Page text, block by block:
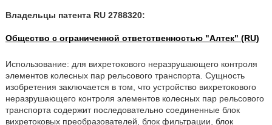
Владельцы патента RU 2788320:
Общество с ограниченной ответственностью "Алтек" (RU)
Использование: для вихретокового неразрушающего контроля
элементов колесных пар рельсового транспорта. Сущность
изобретения заключается в том, что устройство вихретокового
неразрушающего контроля элементов колесных пар рельсового
транспорта содержит последовательно соединенные блок
вихретоковых преобразователей, блок фильтрации, блок